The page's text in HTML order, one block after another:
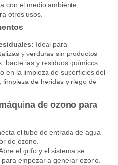
con el medio ambiente,
otros usos.
Ideal para
y verduras sin productos
bacterias y residuos químicos.
en la limpieza de superficies del
limpieza de heridas y riego de
de ozono para
el tubo de entrada de agua
de ozono.
el grifo y el sistema se
empezar a generar ozono.